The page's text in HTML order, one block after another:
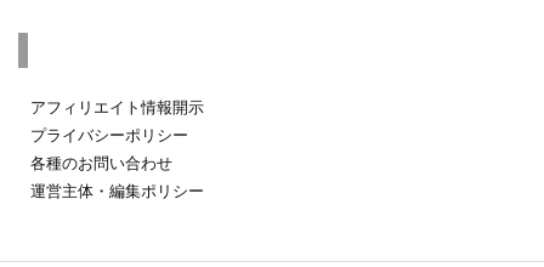
アフィリエイト情報開示
プライバシーポリシー
各種のお問い合わせ
運営主体・編集ポリシー